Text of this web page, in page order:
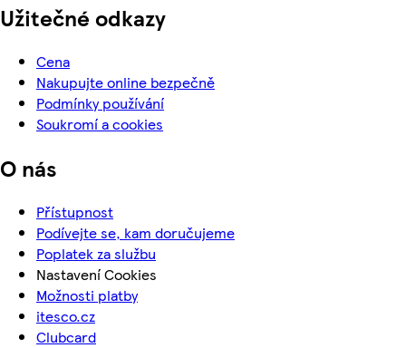
Užitečné odkazy
Cena
Nakupujte online bezpečně
Podmínky používání
Soukromí a cookies
O nás
Přístupnost
Podívejte se, kam doručujeme
Poplatek za službu
Nastavení Cookies
Možnosti platby
itesco.cz
Clubcard